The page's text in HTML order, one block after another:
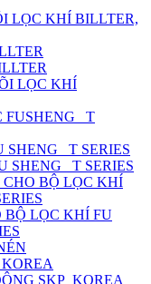
LỌC KHÍ BILLTER,
LỌC KHÍ
T
T SERIES
SHENG_ T SERIES
BỘ LỌC KHÍ
BỘ LỌC KHÍ FU
SKP_KOREA